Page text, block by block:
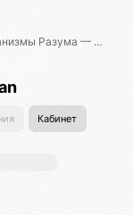
Разума — Таксономия Жизни
Кабинет